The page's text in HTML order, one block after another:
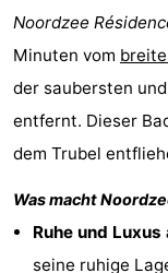
Resort
Nieuwvliet-
Waterdunen
Zonneweelde
-
Lastminutes
Strand
Noordzee
Minuten vom
der saubersten
entfernt. Dieser
dem Trubel
Was macht
Ruhe und Luxus
seine ruhige